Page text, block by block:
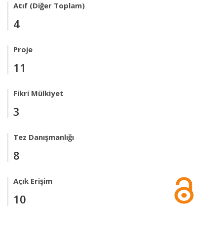
Atıf (Diğer Toplam)
4
Proje
11
Fikri Mülkiyet
3
Tez Danışmanlığı
8
Açık Erişim
10